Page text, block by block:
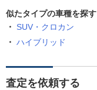
似たタイプの車種を探す
SUV・クロカン
ハイブリッド
査定を依頼する